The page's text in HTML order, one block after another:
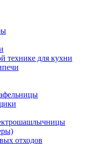
технике для кухни
отходов